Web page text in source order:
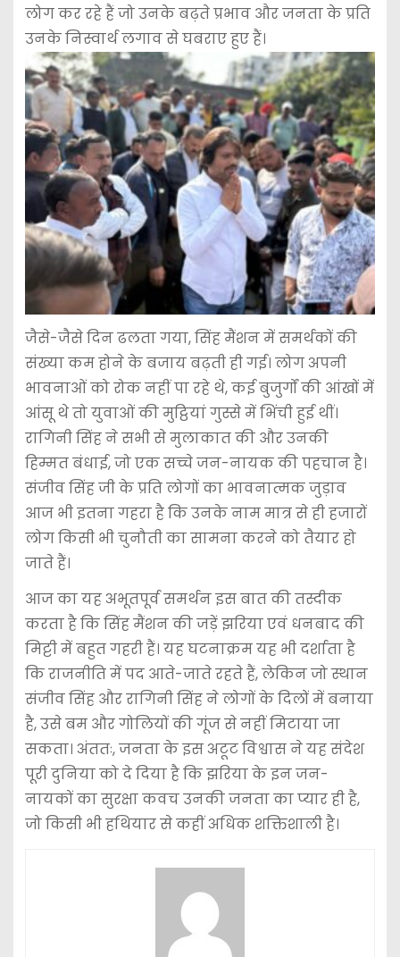
लोग कर रहे हैं जो उनके बढ़ते प्रभाव और जनता के प्रति
उनके निस्वार्थ लगाव से घबराए हुए हैं।
​जैसे-जैसे दिन ढलता गया, सिंह मैंशन में समर्थकों की
संख्या कम होने के बजाय बढ़ती ही गई। लोग अपनी
भावनाओं को रोक नहीं पा रहे थे, कई बुजुर्गों की आंखों में
आंसू थे तो युवाओं की मुट्ठियां गुस्से में भिंची हुई थीं।
रागिनी सिंह ने सभी से मुलाकात की और उनकी
हिम्मत बंधाई, जो एक सच्चे जन-नायक की पहचान है।
संजीव सिंह जी के प्रति लोगों का भावनात्मक जुड़ाव
आज भी इतना गहरा है कि उनके नाम मात्र से ही हजारों
लोग किसी भी चुनौती का सामना करने को तैयार हो
जाते हैं।
आज का यह अभूतपूर्व समर्थन इस बात की तस्दीक
करता है कि सिंह मैंशन की जड़ें झरिया एवं धनबाद की
मिट्टी में बहुत गहरी हैं। यह घटनाक्रम यह भी दर्शाता है
कि राजनीति में पद आते-जाते रहते हैं, लेकिन जो स्थान
संजीव सिंह और रागिनी सिंह ने लोगों के दिलों में बनाया
है, उसे बम और गोलियों की गूंज से नहीं मिटाया जा
सकता। अंततः, जनता के इस अटूट विश्वास ने यह संदेश
पूरी दुनिया को दे दिया है कि झरिया के इन जन-
नायकों का सुरक्षा कवच उनकी जनता का प्यार ही है,
जो किसी भी हथियार से कहीं अधिक शक्तिशाली है।